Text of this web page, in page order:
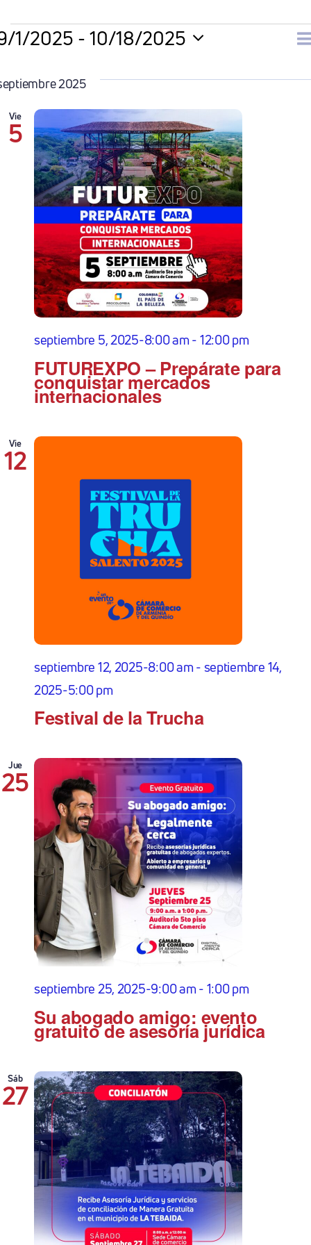
1/2025 - 10/18/2025
2025
Vie
5
FUTUREXPO – Prepárate para
conquistar mercados
internacionales
septiembre 5, 2025-8:00 am-12:00 pm
Vie
12
Festival de la Trucha
septiembre 12, 2025-8:00 am-septiembre 14,
2025-5:00 pm
Jue
25
Su abogado amigo: evento
gratuito de asesoría jurídica
septiembre 25, 2025-9:00 am-1:00 pm
Sáb
27